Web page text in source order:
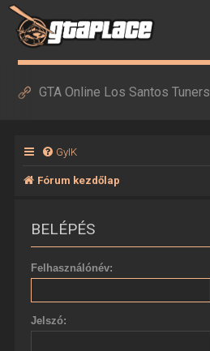
GTA Online Los Santos Tuners
GyIK
Fórum kezdőlap
BELÉPÉS
Felhasználónév:
Jelszó: